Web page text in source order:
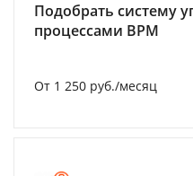
Подобрать систему
процессами BPM
От 1 250 руб./месяц